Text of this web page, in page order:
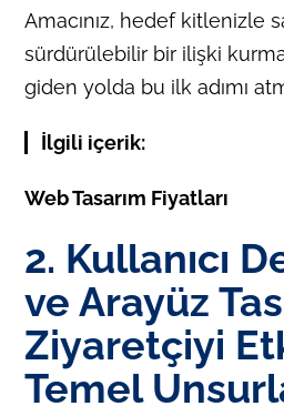
Amacınız, hedef kitlenizle
sürdürülebilir bir ilişki
giden yolda bu ilk adımı
İlgili içerik:
Web Tasarım Fiyatları
2. Kullanıcı
ve Arayüz
Ziyaretçiyi
Temel